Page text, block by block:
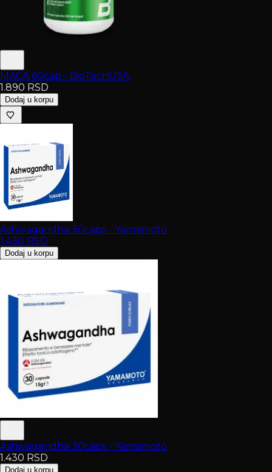
MACA 60cap - BioTechUSA
1.890 RSD
Dodaj u korpu
Ashwagandha 30caps - Yamamoto
1.430 RSD
Dodaj u korpu
Ashwagandha 30caps - Yamamoto
1.430 RSD
Dodaj u korpu